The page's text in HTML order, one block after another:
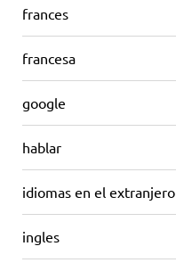
frances
francesa
google
hablar
idiomas en el extranjero
ingles